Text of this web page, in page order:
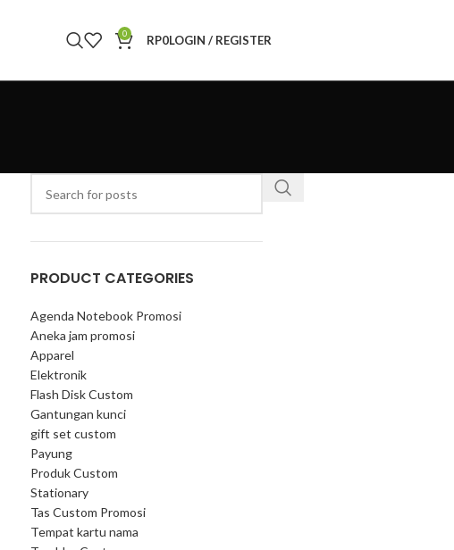
0 RP0LOGIN / REGISTER
PRODUCT CATEGORIES
Agenda Notebook Promosi
Aneka jam promosi
Apparel
Elektronik
Flash Disk Custom
Gantungan kunci
gift set custom
Payung
Produk Custom
Stationary
Tas Custom Promosi
Tempat kartu nama